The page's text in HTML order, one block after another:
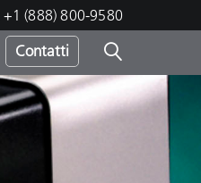
+1 (888) 800-9580
Contatti